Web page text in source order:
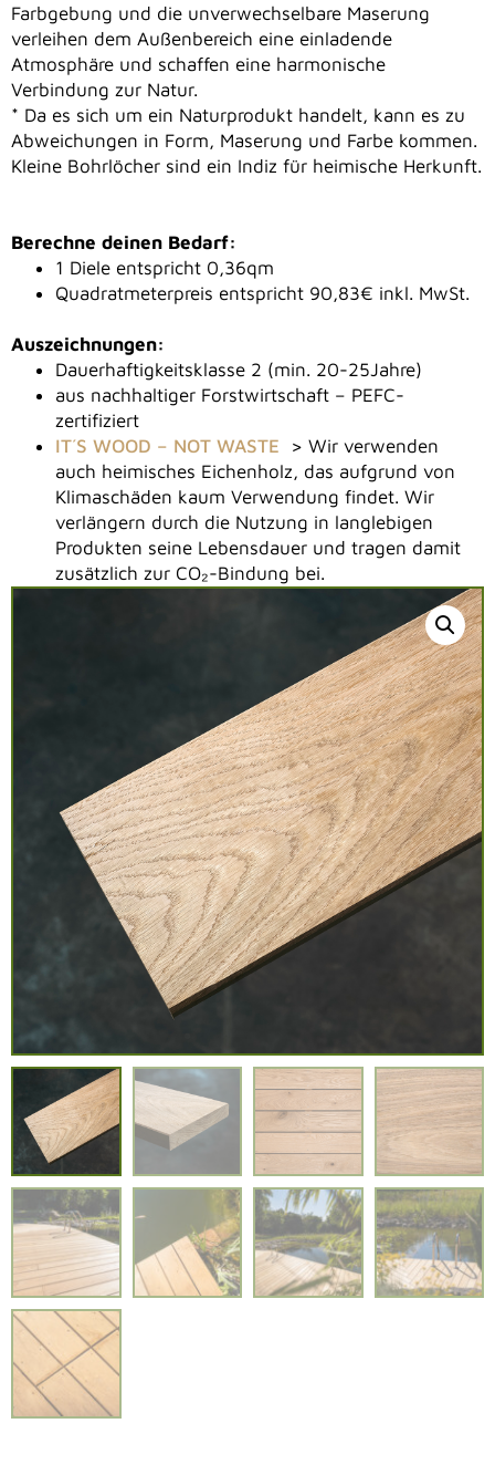
Farbgebung und die unverwechselbare Maserung
verleihen dem Außenbereich eine einladende
Atmosphäre und schaffen eine harmonische
Verbindung zur Natur.
* Da es sich um ein Naturprodukt handelt, kann es zu
Abweichungen in Form, Maserung und Farbe kommen.
Kleine Bohrlöcher sind ein Indiz für heimische Herkunft.
Berechne deinen Bedarf:
1 Diele entspricht 0,36qm
Quadratmeterpreis entspricht 90,83€ inkl. MwSt.
Auszeichnungen:
Dauerhaftigkeitsklasse 2 (min. 20-25Jahre)
aus nachhaltiger Forstwirtschaft – PEFC-
zertifiziert
IT´S WOOD – NOT WASTE
> Wir verwenden
auch heimisches Eichenholz, das aufgrund von
Klimaschäden kaum Verwendung findet. Wir
verlängern durch die Nutzung in langlebigen
Produkten seine Lebensdauer und tragen damit
zusätzlich zur CO₂-Bindung bei.